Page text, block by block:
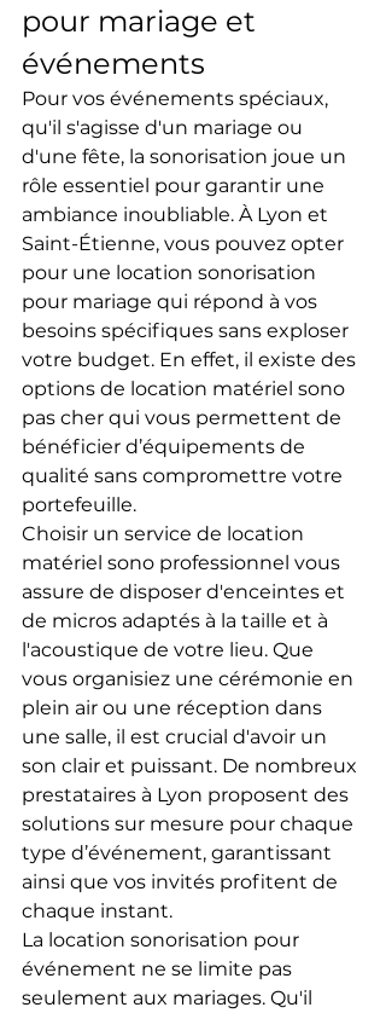
pour mariage et
événements
Pour vos événements spéciaux,
qu'il s'agisse d'un mariage ou
d'une fête, la sonorisation joue un
rôle essentiel pour garantir une
ambiance inoubliable. À Lyon et
Saint-Étienne, vous pouvez opter
pour une location sonorisation
pour mariage qui répond à vos
besoins spécifiques sans exploser
votre budget. En effet, il existe des
options de location matériel sono
pas cher qui vous permettent de
bénéficier d’équipements de
qualité sans compromettre votre
portefeuille.
Choisir un service de location
matériel sono professionnel vous
assure de disposer d'enceintes et
de micros adaptés à la taille et à
l'acoustique de votre lieu. Que
vous organisiez une cérémonie en
plein air ou une réception dans
une salle, il est crucial d'avoir un
son clair et puissant. De nombreux
prestataires à Lyon proposent des
solutions sur mesure pour chaque
type d’événement, garantissant
ainsi que vos invités profitent de
chaque instant.
La location sonorisation pour
événement ne se limite pas
seulement aux mariages. Qu'il